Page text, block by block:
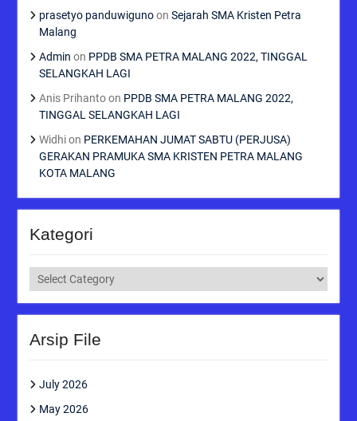
prasetyo panduwigunoon Sejarah SMA Kristen Petra
Malang
Admin on PPDB SMA PETRA MALANG 2022, TINGGAL
SELANGKAH LAGI
Anis Prihantoon PPDB SMA PETRA MALANG 2022,
TINGGAL SELANGKAH LAGI
Widhion PERKEMAHAN JUMAT SABTU (PERJUSA)
GERAKAN PRAMUKA SMA KRISTEN PETRA MALANG
KOTA MALANG
Kategori
Kategori
Arsip File
July 2026
May 2026